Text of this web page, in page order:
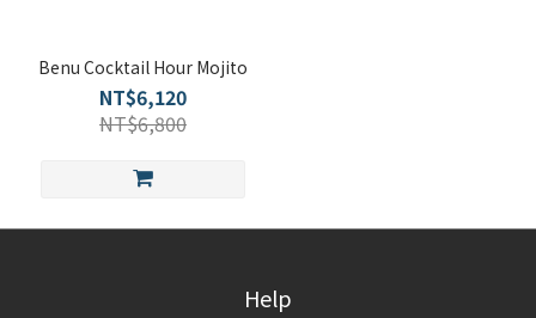
Benu Cocktail Hour Mojito
NT$6,120
NT$6,800
Help